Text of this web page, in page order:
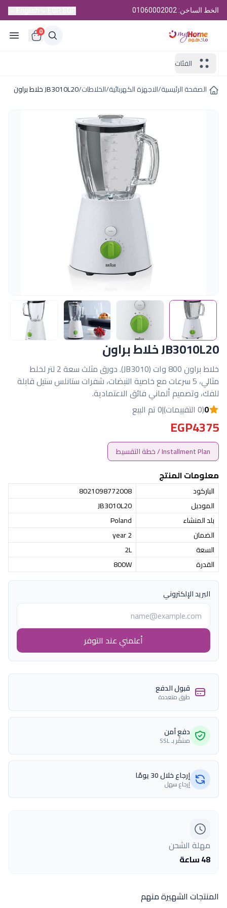
الخط الساخن: 01060002002
0
الفئات
الصفحة الرئيسية/الاجهزة الكهربائية/الخلاطات/JB3010L20 خلاط براون
JB3010L20 خلاط براون
خلاط براون 800 وات (JB3010). دورق مثلث سعة 2 لتر لخلط
مثالي، 5 سرعات مع خاصية النبضات، شفرات ستانلس ستيل قابلة
للفك، وتصميم ألماني فائق الاعتمادية.
0(0 التقييمات) |0 تم البيع
EGP4375
Installment Plan / خطة التقسيط
معلومات المنتج
الباركود
8021098772008
الموديل
JB3010L20
بلد المنشاء
Poland
الضمان
2 year
السعة
2L
القدرة
800W
البريد الإلكتروني
أعلمني عند التوفر
قبول الدفع
طرق متعددة
دفع آمن
مشفّر بـ SSL
إرجاع خلال 30 يومًا
إرجاع سهل
مهلة الشحن
48 ساعة
المنتجات الشهيرة منهم